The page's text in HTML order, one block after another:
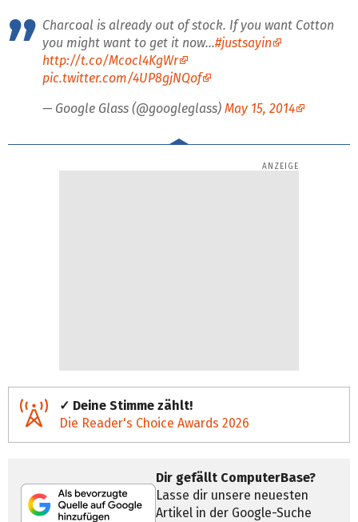
Charcoal is already out of stock. If you want Cotton
you might want to get it now...#justsayin
http://t.co/Mcocl4KgWr
pic.twitter.com/4UP8gjNQof
— Google Glass (@googleglass)May 15, 2014
✓ Deine Stimme zählt!
Die Reader's Choice Awards 2026
Dir gefällt ComputerBase?
Lasse dir unsere neuesten
Artikel in der Google-Suche